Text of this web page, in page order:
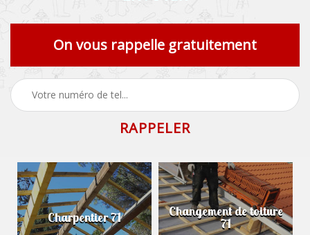
On vous rappelle gratuitement
Charpentier 71 Changement de toiture
71